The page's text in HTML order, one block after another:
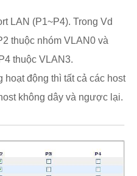
LAN (P1~P4). Trong Vd
thuộc nhóm VLAN0 và
thuộc VLAN3.
hoạt động thì tất cả các host
không dây và ngược lại.